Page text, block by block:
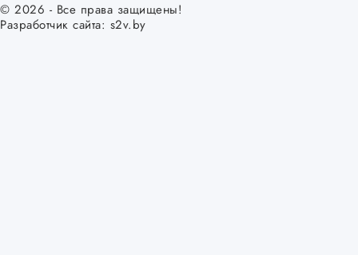
© 2026 - Все права защищены!
Разработчик сайта: s2v.by